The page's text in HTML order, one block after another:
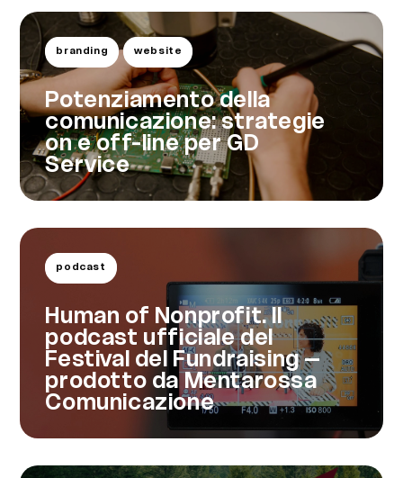
branding website
Potenziamento della
comunicazione: strategie
on e off-line per GD
Service
podcast
Human of Nonprofit. Il
podcast ufficiale del
Festival del Fundraising –
prodotto da Mentarossa
Comunicazione